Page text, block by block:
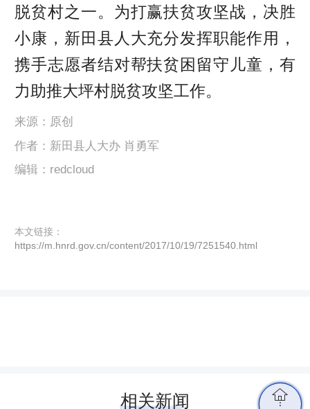
脱贫村之一。为打赢扶贫攻坚战，决胜
小康，新田县人大充分发挥职能作用，
携手志愿者结对帮扶贫困留守儿童，有
力助推大坪村脱贫攻坚工作。
来源：原创
作者：新田县人大办 肖勇军
编辑：redcloud
本文链接：
https://m.hnrd.gov.cn/content/2017/10/19/7251540.html
相关新闻 